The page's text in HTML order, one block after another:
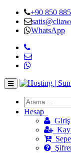
+90 850
WhatsApp
Hesap
Giriş